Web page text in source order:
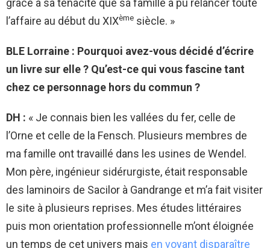
grâce à sa ténacité que sa famille a pu relancer toute
l’affaire au début du XIXème siècle. »
BLE Lorraine : Pourquoi avez-vous décidé d’écrire
un livre sur elle ? Qu’est-ce qui vous fascine tant
chez ce personnage hors du commun ?
DH : « Je connais bien les vallées du fer, celle de
l’Orne et celle de la Fensch. Plusieurs membres de
ma famille ont travaillé dans les usines de Wendel.
Mon père, ingénieur sidérurgiste, était responsable
des laminoirs de Sacilor à Gandrange et m’a fait visiter
le site à plusieurs reprises. Mes études littéraires
puis mon orientation professionnelle m’ont éloignée
un temps de cet univers mais en voyant disparaître